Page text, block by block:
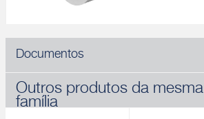
Documentos
Outros produtos da mesma
família